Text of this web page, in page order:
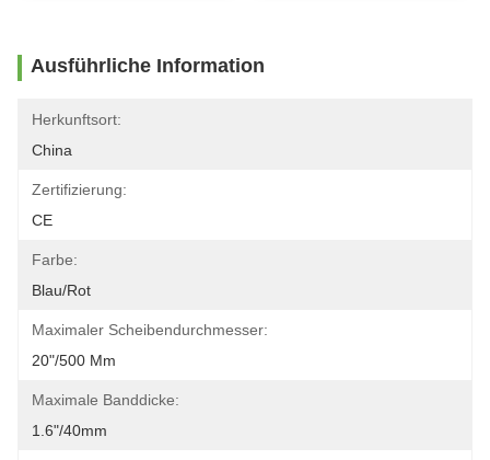
Ausführliche Information
Herkunftsort:
China
Zertifizierung:
CE
Farbe:
Blau/rot
Maximaler Scheibendurchmesser:
20"/500 Mm
Maximale Banddicke:
1.6"/40mm